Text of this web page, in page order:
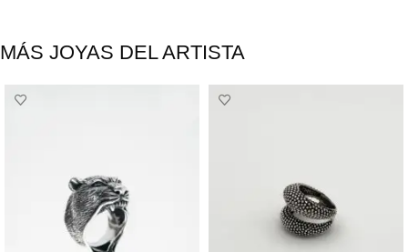
MÁS JOYAS DEL ARTISTA